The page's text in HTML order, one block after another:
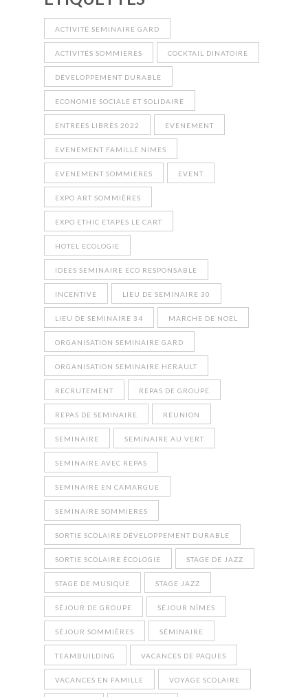
ACTIVITÉ SEMINAIRE GARD
ACTIVITÉS SOMMIERES COCKTAIL DINATOIRE
DÉVELOPPEMENT DURABLE
ECONOMIE SOCIALE ET SOLIDAIRE
ENTREES LIBRES 2022 EVENEMENT
EVENEMENT FAMILLE NIMES
EVENEMENT SOMMIERES EVENT
EXPO ART SOMMIÈRES
EXPO ETHIC ETAPES LE CART
HOTEL ECOLOGIE
IDEES SEMINAIRE ECO RESPONSABLE
INCENTIVE LIEU DE SEMINAIRE 30
LIEU DE SEMINAIRE 34 MARCHE DE NOEL
ORGANISATION SEMINAIRE GARD
ORGANISATION SEMINAIRE HERAULT
RECRUTEMENT REPAS DE GROUPE
REPAS DE SEMINAIRE REUNION
SEMINAIRE SEMINAIRE AU VERT
SEMINAIRE AVEC REPAS
SEMINAIRE EN CAMARGUE
SEMINAIRE SOMMIERES
SORTIE SCOLAIRE DÉVELOPPEMENT DURABLE
SORTIE SCOLAIRE ÉCOLOGIE STAGE DE JAZZ
STAGE DE MUSIQUE STAGE JAZZ
SÉJOUR DE GROUPE SÉJOUR NÎMES
SÉJOUR SOMMIÈRES SÉMINAIRE
TEAMBUILDING VACANCES DE PAQUES
VACANCES EN FAMILLE VOYAGE SCOLAIRE